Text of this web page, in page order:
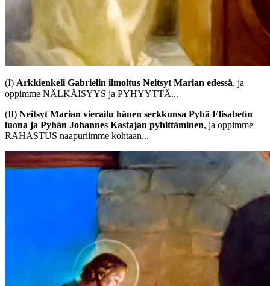
(I) Arkkienkeli Gabrielin ilmoitus Neitsyt Marian edessä, ja
oppimme NÄLKÄISYYS ja PYHYYTTÄ...
(II) Neitsyt Marian vierailu hänen serkkunsa Pyhä Elisabetin
luona ja Pyhän Johannes Kastajan pyhittäminen, ja oppimme
RAHASTUS naapuriimme kohtaan...